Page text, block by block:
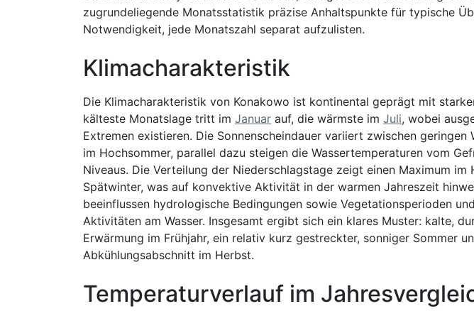
zugrundeliegende Monatsstatistik präzise Anhaltspunkte für typische
Notwendigkeit, jede Monatszahl separat aufzulisten.
Klimacharakteristik
Die Klimacharakteristik von Konakowo ist kontinental geprägt mit
kälteste Monatslage tritt im Januar auf, die wärmste im Juli, wobei
Extremen existieren. Die Sonnenscheindauer variiert zwischen
im Hochsommer, parallel dazu steigen die Wassertemperaturen vom
Niveaus. Die Verteilung der Niederschlagstage zeigt einen Maximum im
Spätwinter, was auf konvektive Aktivität in der warmen Jahreszeit
beeinflussen hydrologische Bedingungen sowie Vegetationsperioden
Aktivitäten am Wasser. Insgesamt ergibt sich ein klares Muster: kalte,
Erwärmung im Frühjahr, ein relativ kurz gestreckter, sonniger Sommer
Abkühlungsabschnitt im Herbst.
Temperaturverlauf im